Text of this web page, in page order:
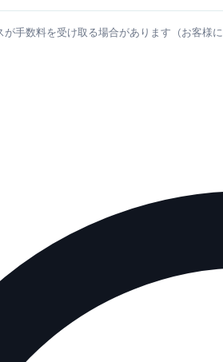
手数料を受け取る場合があります（お客様